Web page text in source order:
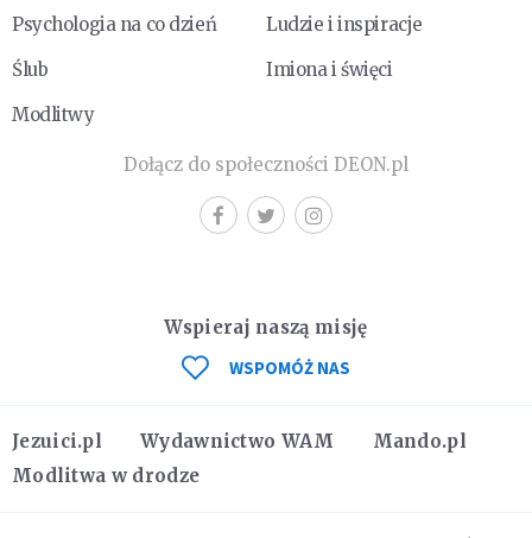
Psychologia na co dzień
Ludzie i inspiracje
Ślub
Imiona i święci
Modlitwy
Dołącz do społeczności DEON.pl
Jezuici.pl Wydawnictwo WAM
Mando.pl
Modlitwa w drodze
Wspieraj naszą misję
WSPOMÓŻ NAS